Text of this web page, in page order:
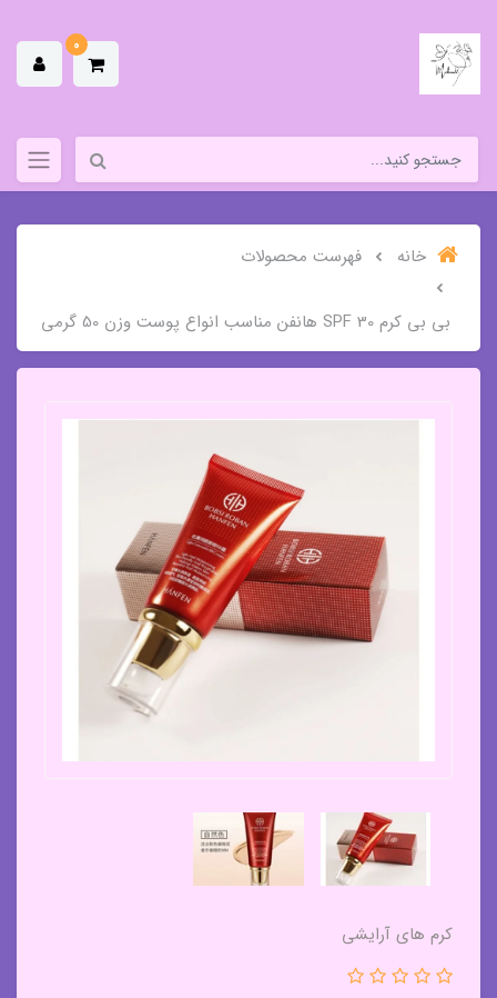
0
خانه فهرست محصولات
بی بی کرم SPF 30 هانفن مناسب انواع پوست وزن 50 گرمی
کرم های آرایشی